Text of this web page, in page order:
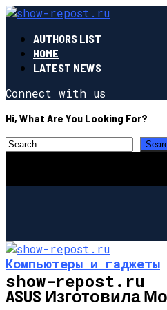
AUTHORS LIST
HOME
LATEST NEWS
Connect with us
Hi, What Are You Looking For?
show-repost.ru
Компьютеры и гаджеты
ASUS Изготовила